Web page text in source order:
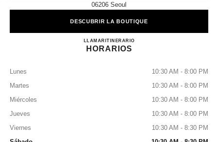
06206 Seoul
DESCUBRIR LA BOUTIQUE
LLAMAR+82 2 531 2167
ITINERARIOLotte Gangnam CHANEL
HORARIOS
Lunes
10:30 AM - 8:00 PM
Martes
10:30 AM - 8:00 PM
Miércoles
10:30 AM - 8:00 PM
Jueves
10:30 AM - 8:00 PM
Viernes
10:30 AM - 8:30 PM
filtros
resultado de los filtros por: